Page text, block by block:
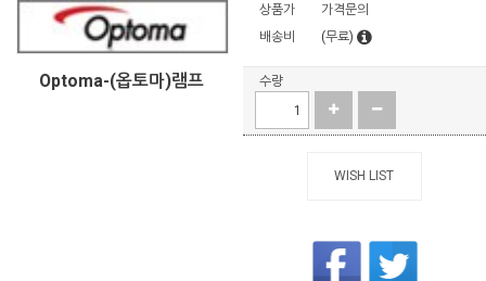
Optoma-(옵토마)램프
상품가
가격문의
배송비
(무료)
수량
WISH LIST